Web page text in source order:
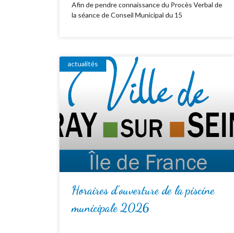
Afin de pendre connaissance du Procès Verbal de
la séance de Conseil Municipal du 15
actualités
Horaires d’ouverture de la piscine
municipale 2026